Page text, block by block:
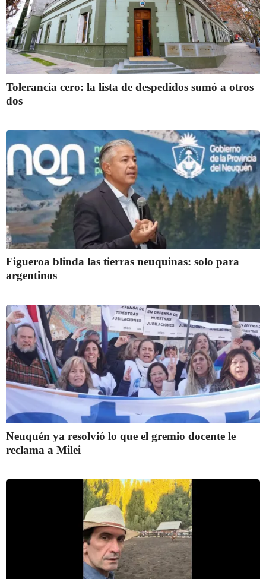
Tolerancia cero: la lista de despedidos sumó a otros
dos
Figueroa blinda las tierras neuquinas: solo para
argentinos
Neuquén ya resolvió lo que el gremio docente le
reclama a Milei